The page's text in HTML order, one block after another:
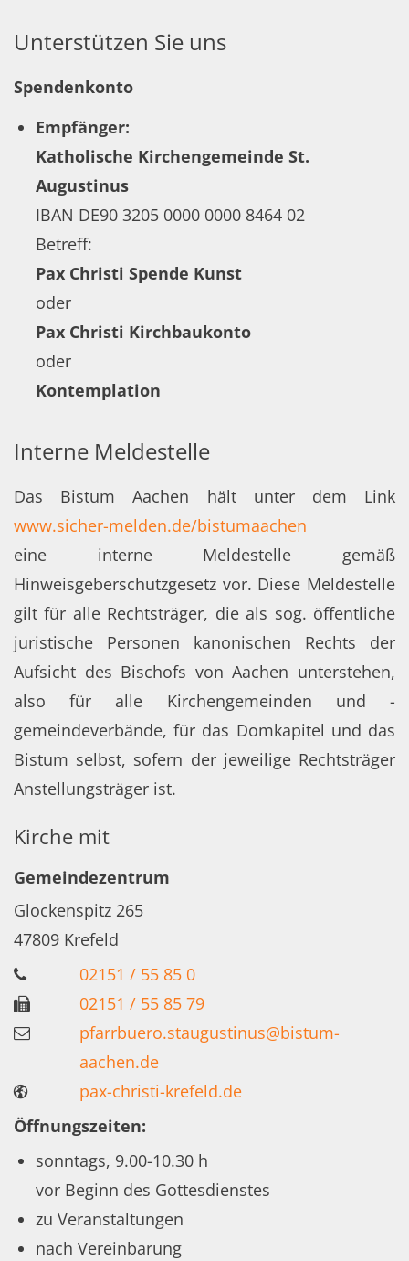
Unterstützen Sie uns
Spendenkonto
Empfänger:
Katholische Kirchengemeinde St.
Augustinus
IBAN DE90 3205 0000 0000 8464 02
Betreff:
Pax Christi Spende Kunst
oder
Pax Christi Kirchbaukonto
oder
Kontemplation
Interne Meldestelle
Das Bistum Aachen hält unter dem Link
www.sicher-melden.de/bistumaachen
eine interne Meldestelle gemäß
Hinweisgeberschutzgesetz vor. Diese Meldestelle
gilt für alle Rechtsträger, die als sog. öffentliche
juristische Personen kanonischen Rechts der
Aufsicht des Bischofs von Aachen unterstehen,
also für alle Kirchengemeinden und -
gemeindeverbände, für das Domkapitel und das
Bistum selbst, sofern der jeweilige Rechtsträger
Anstellungsträger ist.
Kirche mit
Gemeindezentrum
Glockenspitz 265
47809 Krefeld
02151 / 55 85 0
02151 / 55 85 79
pfarrbuero.staugustinus@bistum-
aachen.de
pax-christi-krefeld.de
Öffnungszeiten:
sonntags, 9.00-10.30 h
vor Beginn des Gottesdienstes
zu Veranstaltungen
nach Vereinbarung